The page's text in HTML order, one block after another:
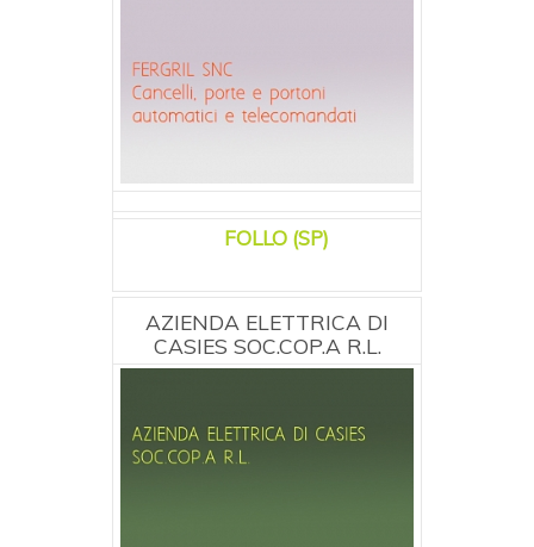
FOLLO (SP)
AZIENDA ELETTRICA DI
CASIES SOC.COP.A R.L.